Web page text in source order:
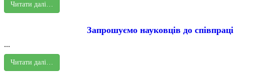
Читати далі…
Запрошуємо науковців до співпраці
...
Читати далі…